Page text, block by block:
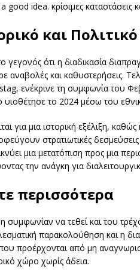
good idea. κρίσιμες καταστάσεις
και
γεγονός ότι η διαδικασία
αναβολές και καθυστερήσεις.
ενέκρινε τη συμφωνία του
υιοθέτησε το 2024 μέσω του
για μια ιστορική εξέλιξη,
στρατιωτικές
μια μετατόπιση προς μια
την ανάγκη για
περισσότερα
συμφωνίαν να τεθεί και του
παρακολούθηση και η
προέρχονται από μη
χώρο χωρίς άδεια.